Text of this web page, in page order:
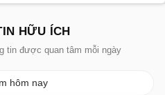
HỮU ÍCH
tin được quan tâm mỗi ngày
hôm nay